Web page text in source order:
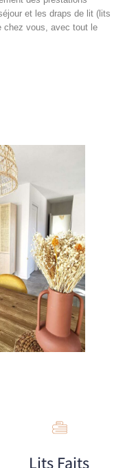
et les draps de lit (lits
chez vous, avec tout le
Lits Faits